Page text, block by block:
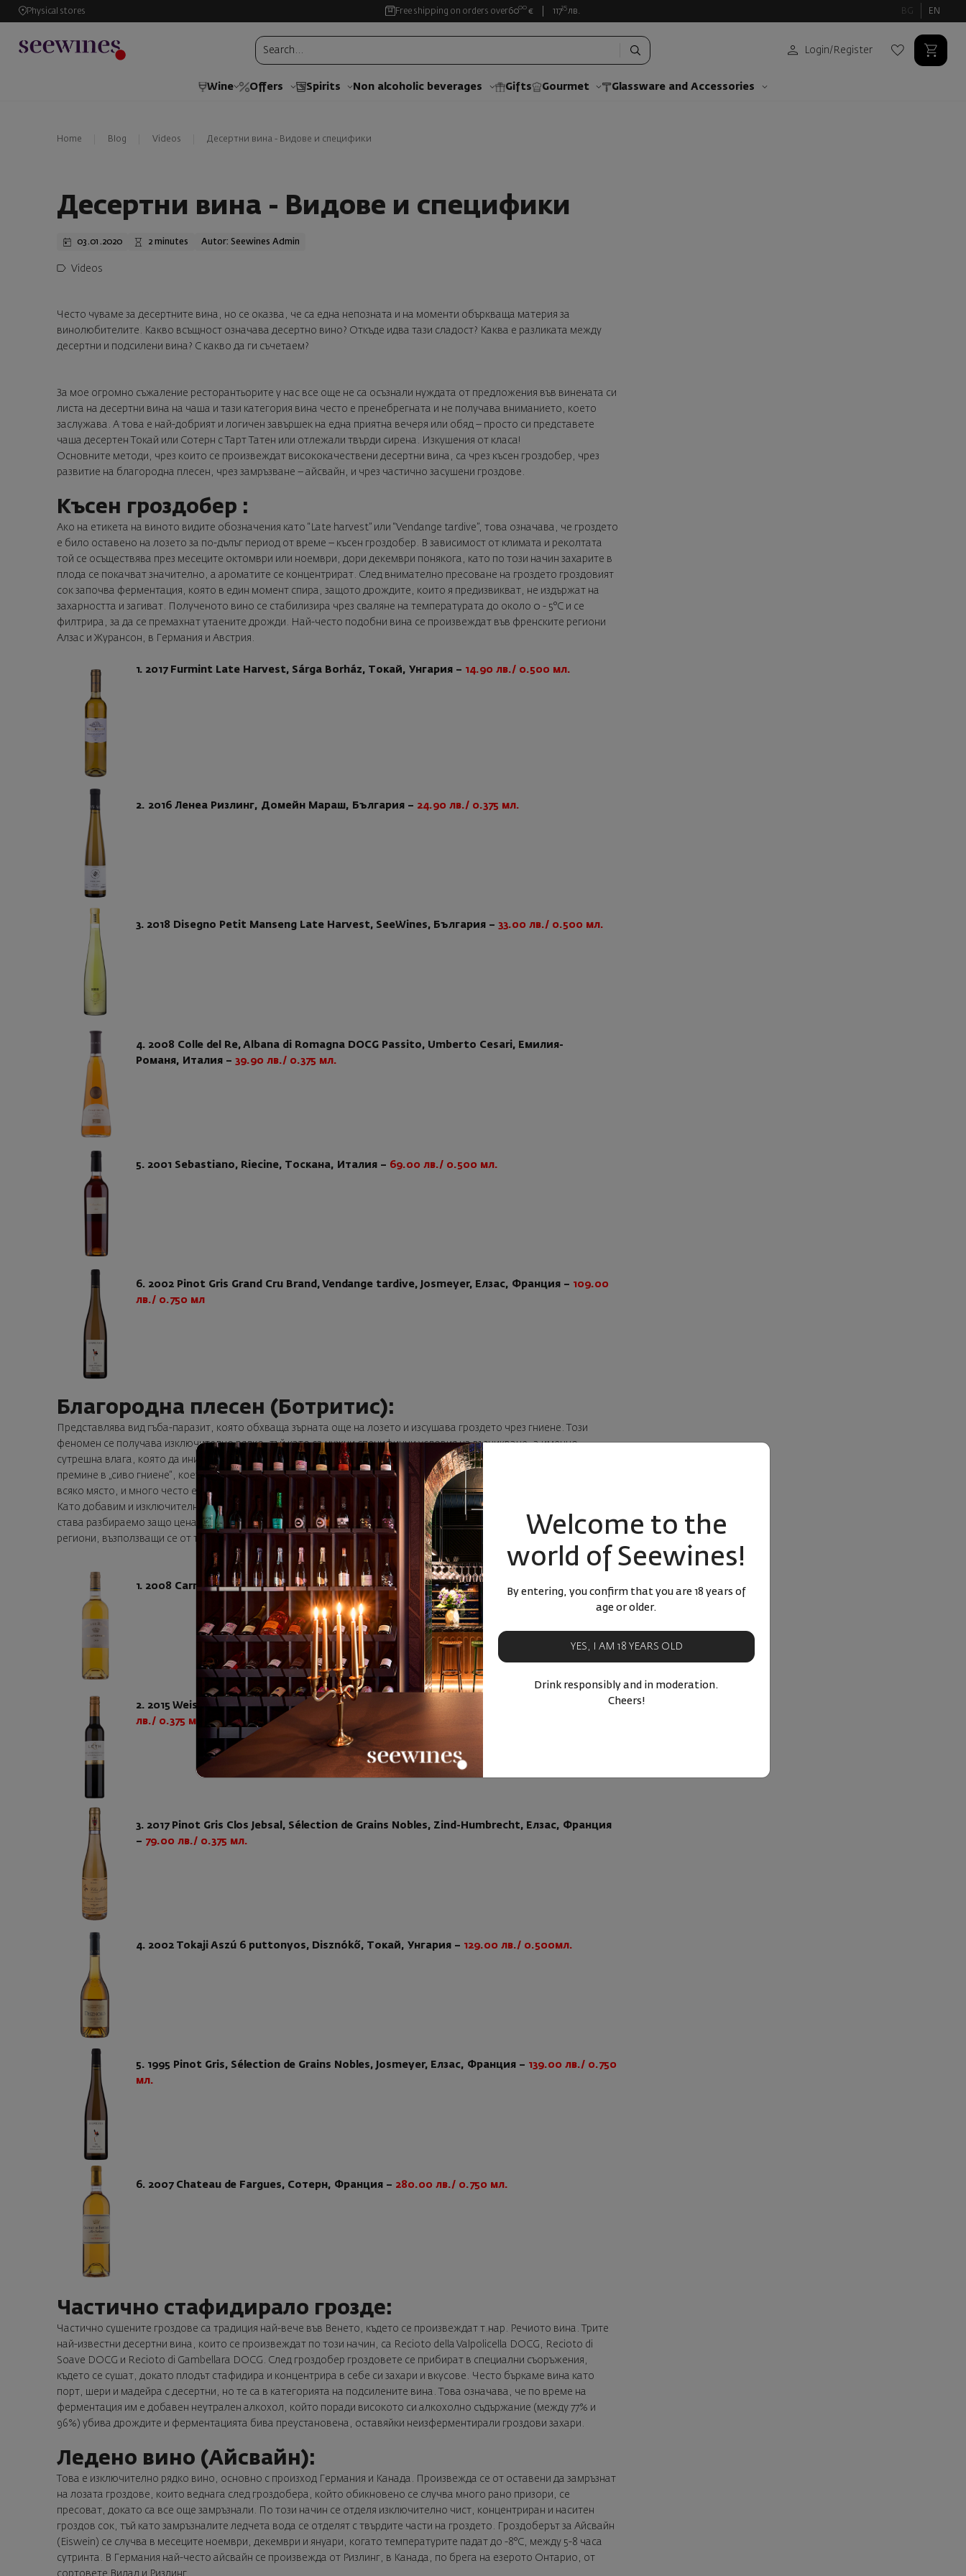
Physical stores Free shipping on orders over6000 € 11735 лв. BG EN
Login/ Register
Wine Offers Spirits Non alcoholic beverages Gifts Gourmet Glassware and Аccessories
Home Blog Videos Десертни вина - Видове и специфики
Десертни вина - Видове и специфики
03.01.2020 2 minutes Autor: Seewines Admin
Videos
Често чуваме за десертните вина, но се оказва, че са една непозната и на моменти объркваща материя за
винолюбителите. Какво всъщност означава десертно вино? Откъде идва тази сладост? Каква е разликата между
десертни и подсилени вина? С какво да ги съчетаем?
За мое огромно съжаление ресторантьорите у нас все още не са осъзнали нуждата от предложения във винената си
листа на десертни вина на чаша и тази категория вина често е пренебрегната и не получава вниманието, което
заслужава. А това е най-добрият и логичен завършек на една приятна вечеря или обяд – просто си представете
чаша десертен Токай или Сотерн с Тарт Татен или отлежали твърди сирена. Изкушения от класа!
Основните методи, чрез които се произвеждат висококачествени десертни вина, са чрез късен гроздобер, чрез
развитие на благородна плесен, чрез замръзване – айсвайн, и чрез частично засушени гроздове.
Късен гроздобер :
Ако на етикета на виното видите обозначения като “Late harvest” или “Vendange tardive”, това означава, че гроздето
е било оставено на лозето за по-дълъг период от време – късен гроздобер. В зависимост от климата и реколтата
той се осъществява през месеците октомври или ноември, дори декември понякога, като по този начин захарите в
плода се покачват значително, а ароматите се концентрират. След внимателно пресоване на гроздето гроздовият
сок започва ферментация, която в един момент спира, защото дрождите, които я предизвикват, не издържат на
захарността и загиват. Полученото вино се стабилизира чрез сваляне на температурата до около 0 - 5°C и се
филтрира, за да се премахнат утаените дрожди. Най-често подобни вина се произвеждат във френските региони
Алзас и Журансон, в Германия и Австрия.
1. 2017 Furmint Late Harvest, Sárga Borház, Токай, Унгария – 14.90 лв./ 0.500 мл.
2. 2016 Лeнеа Ризлинг, Домейн Мараш, България – 24.90 лв./ 0.375 мл.
3. 2018 Disegno Petit Manseng Late Harvest, SeeWines, България – 33.00 лв./ 0.500 мл.
4. 2008 Colle del Re, Albana di Romagna DOCG Passito, Umberto Cesari, Емилия-
Романя, Италия – 39.90 лв./ 0.375 мл.
5. 2001 Sebastiano, Riecine, Тоскана, Италия – 69.00 лв./ 0.500 мл.
6. 2002 Pinot Gris Grand Cru Brand, Vendange tardive, Josmeyer, Елзас, Франция – 109.00
лв./ 0.750 мл
Благородна плесен (Ботритис):
Представлява вид гъба-паразит, която обхваща зърната още на лозето и изсушава гроздето чрез гниене. Този
феномен се получава изключително рядко, тъй като са нужни специфични условия на възникване, а именно
сутрешна влага, която да инициира гниенето на плода, сух и слънчев ден, който да не позволява на плесента да
премине в „сиво гниене“, което би било фатално за гроздето. Подобни условия не се случват всяка година и не на
всяко място, и много често есенните дъждове унищожават голяма част от реколтата, която е оставена на лозята.
Като добавим и изключително малкото количество гроздов сок, наличен в този изключително стафидирал плод,
става разбираемо защо цената на подобни десертни вина е доста по-висока в сравнение с другите. Основни
региони, възползващи се от този метод на винифициране, са Сотерн във Франция и Токай в Унгария.
1. 2008 Carmes de Rieussec, Château Rieussec, Сотерн, Франция – 59.00 лв./ 0.750 мл.
2. 2015 Weisserburgunder Trockenbeerenauslese, Weingut Leth, Ваграм, Австрия –
лв./ 0.375 мл.
3. 2017 Pinot Gris Clos Jebsal, Sélection de Grains Nobles, Zind-Humbrecht, Елзас, Франция
– 79.00 лв./ 0.375 мл.
4. 2002 Tokaji Aszú 6 puttonyos, Disznókő, Токай, Унгария – 129.00 лв./ 0.500мл.
5. 1995 Pinot Gris, Sélection de Grains Nobles, Josmeyer, Елзас, Франция – 139.00 лв./ 0.750
мл.
6. 2007 Chateau de Fargues, Сотерн, Франция – 280.00 лв./ 0.750 мл.
Частично стафидирало грозде:
Частично сушените гроздове са традиция най-вече във Венето, където се произвеждат т.нар. Речиото вина. Трите
най-известни десертни вина, които се произвеждат по този начин, са Recioto della Valpolicella DOCG, Recioto di
Soave DOCG и Recioto di Gambellara DOCG. След гроздобер гроздовете се прибират в специални съоръжения,
където се сушат, докато плодът стафидира и концентрира в себе си захари и вкусове. Често бъркаме вина като
порт, шери и мадейра с десертни, но те са в категорията на подсилените вина. Това означава, че по време на
ферментация им е добавен неутрален алкохол, който поради високото си алкохолно съдържание (между 77% и
96%) убива дрождите и ферментацията бива преустановена, оставяйки неизферментирали гроздови захари.
Ледено вино (Айсвайн):
Това е изключително рядко вино, основно с произход Германия и Канада. Произвежда се от оставени да замръзнат
на лозата гроздове, които веднага след гроздобера, който обикновено се случва много рано призори, се
пресоват, докато са все още замръзнали. По този начин се отделя изключително чист, концентриран и наситен
гроздов сок, тъй като замръзналите ледчета вода се отделят с твърдите части на гроздето. Гроздоберът за Айсвайн
(Eiswein) се случва в месеците ноември, декември и януари, когато температурите падат до -8°C, между 5-8 часа
сутринта. В Германия най-често айсвайн се произвежда от Ризлинг, в Канада, по брега на езерото Онтарио, от
сортовете Видал и Ризлинг.
Welcome to the
world of Seewines!
By entering, you confirm that you are 18 years of
age or older.
YES, I AM 18 YEARS OLD
Drink responsibly and in moderation.
Cheers!